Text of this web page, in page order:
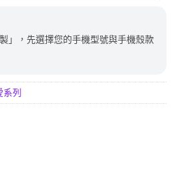
」，先選擇您的手機型號與手機殼款
系列